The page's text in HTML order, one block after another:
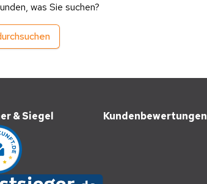
was Sie suchen?
& Siegel Kundenbewertungen